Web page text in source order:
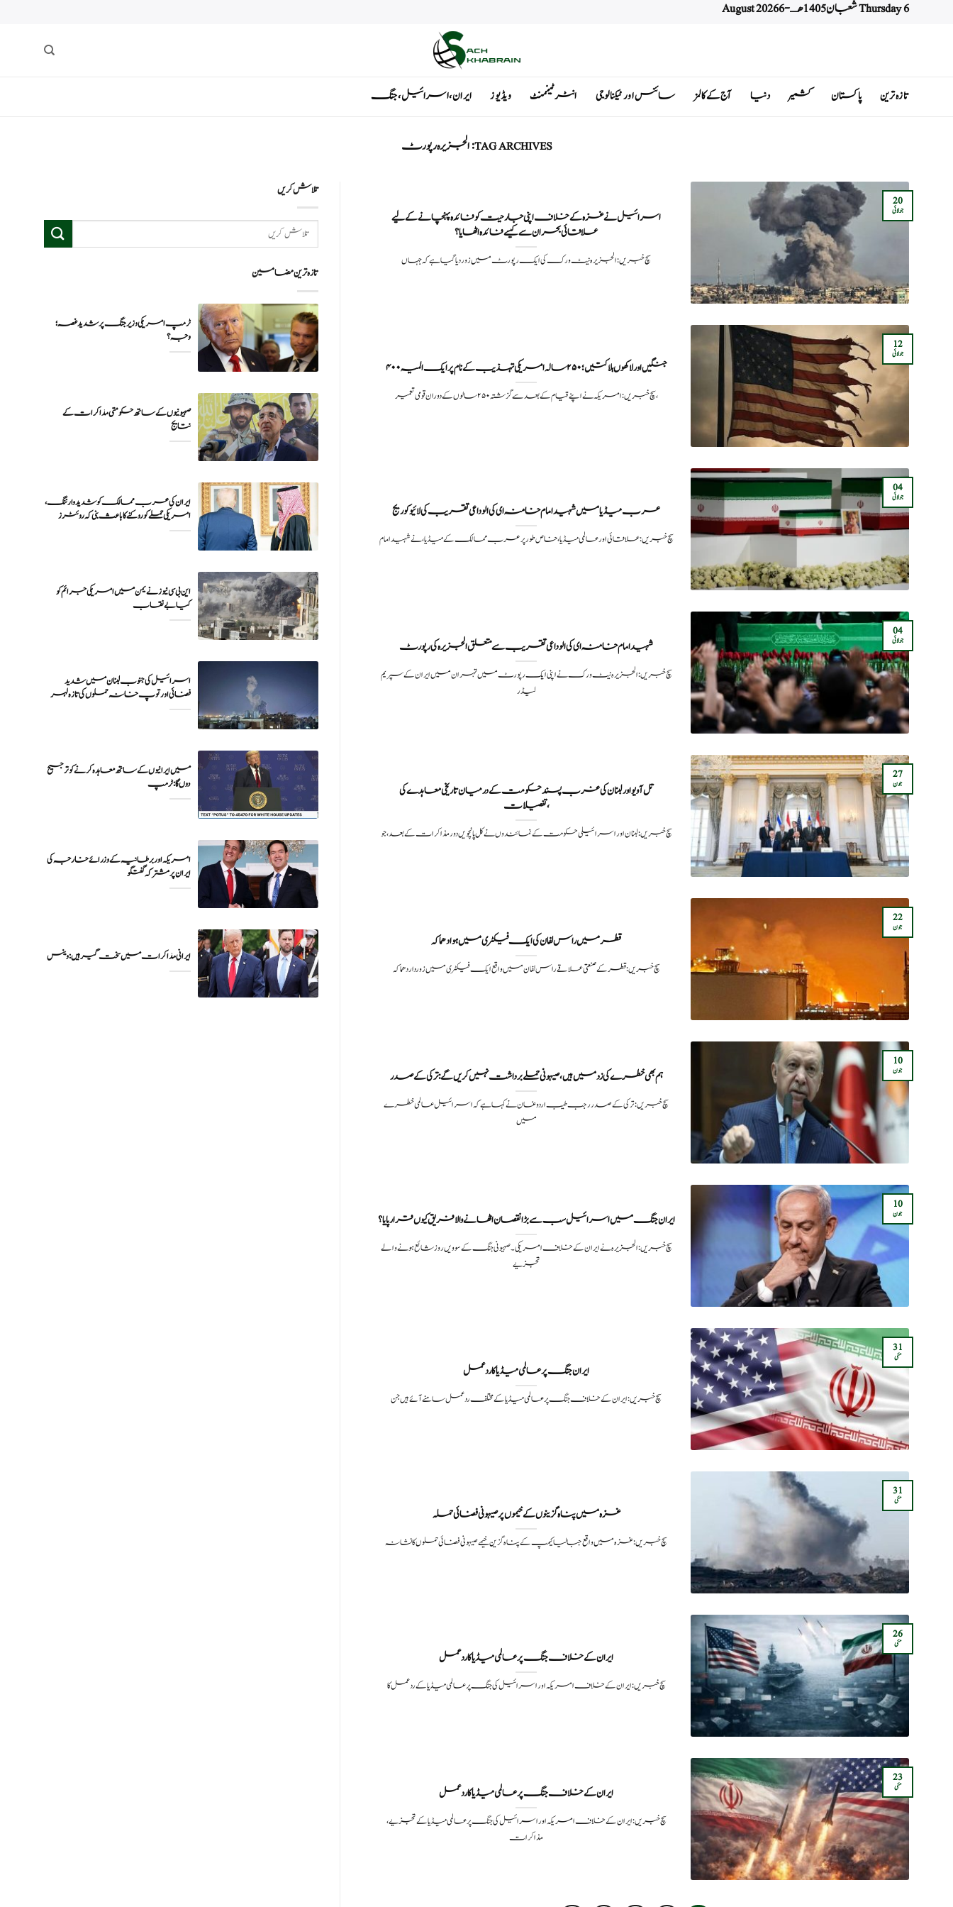
Thursday 6 شعبان 1405 هـ - 6 August 2026
تازہ ترین پاکستان کشمیر دنیا آج کے کالمز سائنس اور ٹیکنالوجی انٹرٹینمنٹ ویڈیوز ایران ، اسرائیل ، جنگ
TAG ARCHIVES: الجزیرہ رپورٹ
اسرائیل نے غزہ کے خلاف اپنی جارحیت کو فائدہ پہنچانے کے لیے
علاقائی بحران سے کیسے فائدہ اٹھایا؟
سچ خبریں: الجزیرہ نیٹ ورک کی ایک رپورٹ میں زور دیا گیا ہے کہ جہاں
20
جولائی
۴۰۰ جنگیں اور لاکھوں ہلاکتیں؛ ۲۵۰ سالہ امریکی تہذیب کے نام پر ایک المیہ
سچ خبریں: امریکہ نے اپنے قیام کے بعد سے گزشتہ ۲۵۰ سالوں کے دوران قومی تعمیر،
12
جولائی
عرب میڈیا میں شہید امام خامنہ ای کی الوداعی تقریب کی لائیو کوریج
سچ خبریں: علاقائی اور عالمی میڈیا، خاص طور پر عرب ممالک کے میڈیا، نے شہید امام
04
جولائی
شہید امام خامنہ ای کی الوداعی تقریب سے متعلق الجزیرہ کی رپورٹ
سچ خبریں: الجزیرہ نیٹ ورک نے اپنی ایک رپورٹ میں تہران میں ایران کے سپریم
لیڈر
04
جولائی
تل‌آویو اور لبنان کی غرب پسند حکومت کے درمیان تاریخی معاہدے کی
تفصیلات،
سچ خبریں: لبنان اور اسرائیلی حکومت کے نمائندوں نے کل پانچویں دور مذاکرات کے بعد، جو
27
جون
سچ خبریں: قطر کے صنعتی علاقے راس لفان میں واقع ایک فیکٹری میں زوردار دھماکہ
22
جون
ہم بھی خطرے کی زد میں ہیں، صیہونی حملے برداشت نہیں کریں گے:ترکی کے صدر
سچ خبریں:ترکی کے صدر رجب طیب اردوغان نے کہا ہے کہ اسرائیل عالمی خطرے
میں
10
جون
ایران جنگ میں اسرائیل سب سے بڑا نقصان اٹھانے والا فریق کیوں قرار پایا؟
سچ خبریں:الجزیرہ نے ایران کے خلاف امریکی۔صہیونی جنگ کے سوویں روز شائع ہونے والے
تجزیے
10
جون
ایران جنگ پر عالمی میڈیا کا ردعمل
سچ خبریں:ایران کے خلاف جنگ پر عالمی میڈیا کے مختلف ردعمل سامنے آئے ہیں جن
31
مئی
غزہ میں پناہ گزینوں کے خیموں پر صیہونی فضائی حملہ
سچ خبریں:غزہ میں واقع جبالیا کیمپ کے پناہ گزین خیمے صیہونی فضائی حملوں کا نشانہ
31
مئی
ایران کے خلاف جنگ پر عالمی میڈیا کا ردعمل
سچ خبریں:ایران کے خلاف امریکہ اور اسرائیل کی جنگ پر عالمی میڈیا کے ردعمل کا
26
مئی
ایران کے خلاف جنگ پر عالمی میڈیا کا ردعمل
سچ خبریں:ایران کے خلاف امریکہ اور اسرائیل کی جنگ پر عالمی میڈیا کے تجزیے،
مذاکرات
23
مئی
تلاش کریں
تازہ ترین مضامین
ٹرمپ امریکی وزیر جنگ پر شدید غصہ؛
وجہ ؟
صہیونیوں کے ساتھ حکومتی مذاکرات کے
نتایج
ایران کی عرب ممالک کو شدید وارننگ،
امریکی حملے کو روکنے کا باعث بنی کہ روئٹرز
این بی سی نیوز نے یمن میں امریکی جرائم کو
اسرائیل کی جنوب لبنان میں شدید
فضائی اور توپ خانہ حملوں کی تازہ لہر
میں ایرانیوں کے ساتھ معاہدہ کرنے کو ترجیح
دوں گا : ٹرمپ
امریکہ اور برطانیہ کے وزرائے خارجہ کی
ایران پر مشترکہ گفتگو
ایرانی مذاکرات میں سخت گیر ہیں: وینس